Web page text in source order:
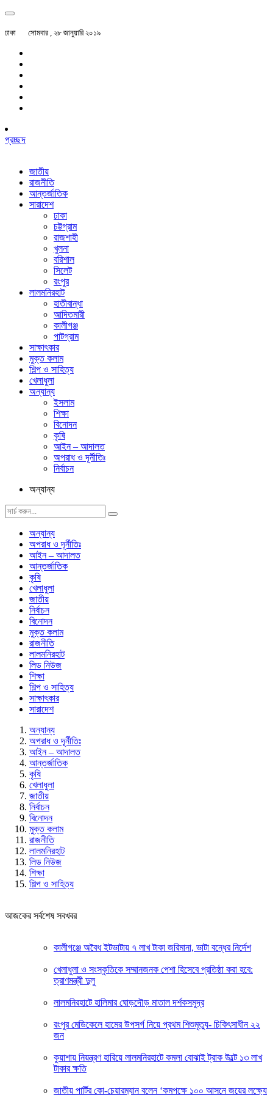
ঢাকা সোমবার , ২৮ জানুয়ারি ২০১৯
প্রচ্ছদ
জাতীয়
রাজনীতি
আন্তর্জাতিক
সারাদেশ
ঢাকা
চট্টগ্রাম
রাজশাহী
খুলনা
বরিশাল
সিলেট
রংপুর
লালমনিরহাট
হাতীবান্ধা
আদিতমারী
কালীগঞ্জ
পাটগ্রাম
সাক্ষাৎকার
মুক্ত কলাম
শিল্প ও সাহিত্য
খেলাধুলা
অন্যান্য
ইসলাম
শিক্ষা
বিনোদন
কৃষি
আইন – আদালত
অপরাধ ও দূর্নীতিঃ
নির্বাচন
অন্যান্য
অন্যান্য
অপরাধ ও দূর্নীতিঃ
আইন – আদালত
আন্তর্জাতিক
কৃষি
খেলাধুলা
জাতীয়
নির্বাচন
বিনোদন
মুক্ত কলাম
রাজনীতি
লালমনিরহাট
লিড নিউজ
শিক্ষা
শিল্প ও সাহিত্য
সাক্ষাৎকার
সারাদেশ
অন্যান্য
অপরাধ ও দূর্নীতিঃ
আইন – আদালত
আন্তর্জাতিক
কৃষি
খেলাধুলা
জাতীয়
নির্বাচন
বিনোদন
মুক্ত কলাম
রাজনীতি
লালমনিরহাট
লিড নিউজ
শিক্ষা
শিল্প ও সাহিত্য
আজকের সর্বশেষ সবখবর
কালীগঞ্জে অবৈধ ইটভাটায় ৭ লাখ টাকা জরিমানা, ভাটা বন্ধের নির্দেশ
খেলাধুলা ও সংস্কৃতিকে সম্মানজনক পেশা হিসেবে প্রতিষ্ঠা করা হবে:
ত্রাণমন্ত্রী দুলু
লালমনিরহাটে হালিমার ঘোড়দৌড় মাতাল দর্শকসমুদ্র
রংপুর মেডিকেলে হামের উপসর্গ নিয়ে প্রথম শিশুমৃত্যু- চিকিৎসাধীন ২২
জন
কুয়াশায় নিয়ন্ত্রণ হারিয়ে লালমনিরহাটে কমলা বোঝাই ট্রাক উল্টে ১৩ লাখ
টাকার ক্ষতি
জাতীয় পার্টির কো-চেয়ারম্যান বলেন ‘কমপক্ষে ১০০ আসনে জয়ের লক্ষ্যে